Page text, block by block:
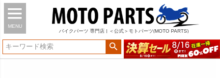
MENU
バイク パーツ 専門店 | ＜公式＞モトパーツ(MOTO PARTS)